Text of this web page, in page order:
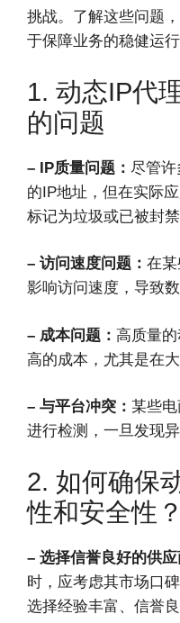
挑战。了解这些问题
于保障业务的稳健运行
1. 动态IP代
的问题
– IP质量问题： 尽管
的IP地址，但在实际
标记为垃圾或已被封禁
– 访问速度问题： 在
影响访问速度，导致
– 成本问题： 高质量
高的成本，尤其是在
– 与平台冲突： 某些
进行检测，一旦发现
2. 如何确保
性和安全性？
– 选择信誉良好的供应
时，应考虑其市场口
选择经验丰富、信誉良